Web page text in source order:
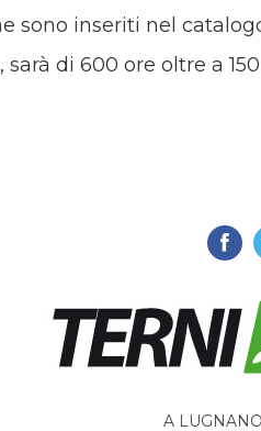
sono inseriti nel
di 600 ore oltre a
A